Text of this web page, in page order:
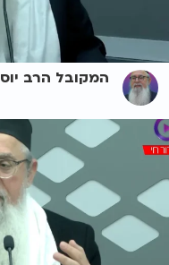
המקובל הרב